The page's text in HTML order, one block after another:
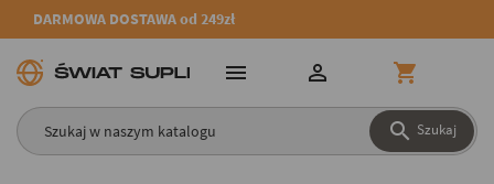
DARMOWA DOSTAWA od 249zł
 Szukaj
  